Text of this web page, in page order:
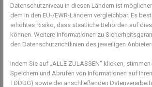
Anmeldungen hierzu bitte bei:
karsten.wittchen@tsvguentersleben-tennis.de
oder
tomas.jirku@tsvguentersleben-tennis.de
Abfrage des eigenen "Kontostandes" bitte bei
tomas.jirku@tsvguentersleben-tennis.de
Datenschutzniveau in diesen Ländern ist
dem in den EU-/EWR-Ländern vergleichbar. Es
erhöhtes Risiko, dass staatliche Behörden auf
können. Weitere Informationen zu
den Datenschutzrichtlinien des jeweiligen
Indem Sie auf „ALLE ZULASSEN" klicken,
Speichern und Abrufen von Informationen auf
TDDDG) sowie der anschließenden